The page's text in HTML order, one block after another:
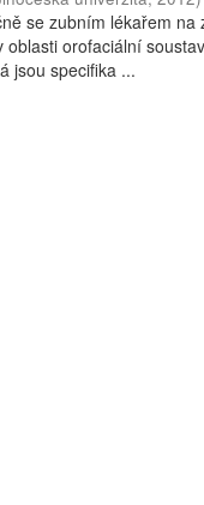
se zubním lékařem
orofaciální
jsou specifika ...